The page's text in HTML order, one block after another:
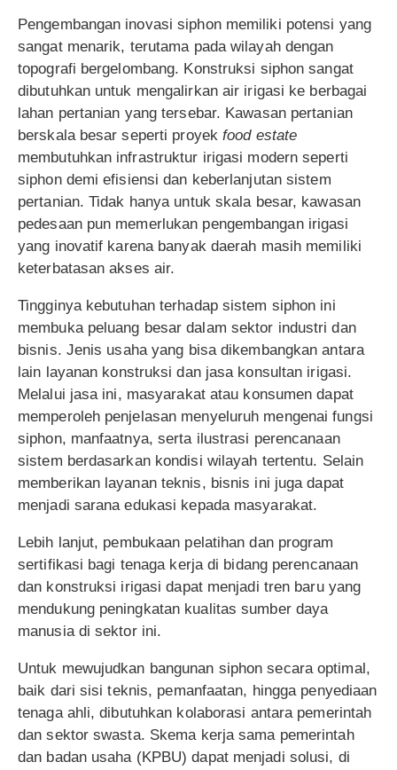
Pengembangan inovasi siphon memiliki potensi yang
sangat menarik, terutama pada wilayah dengan
topografi bergelombang. Konstruksi siphon sangat
dibutuhkan untuk mengalirkan air irigasi ke berbagai
lahan pertanian yang tersebar. Kawasan pertanian
berskala besar seperti proyekfood estate
membutuhkan infrastruktur irigasi modern seperti
siphon demi efisiensi dan keberlanjutan sistem
pertanian. Tidak hanya untuk skala besar, kawasan
pedesaan pun memerlukan pengembangan irigasi
yang inovatif karena banyak daerah masih memiliki
keterbatasan akses air.
Tingginya kebutuhan terhadap sistem siphon ini
membuka peluang besar dalam sektor industri dan
bisnis. Jenis usaha yang bisa dikembangkan antara
lain layanan konstruksi dan jasa konsultan irigasi.
Melalui jasa ini, masyarakat atau konsumen dapat
memperoleh penjelasan menyeluruh mengenai fungsi
siphon, manfaatnya, serta ilustrasi perencanaan
sistem berdasarkan kondisi wilayah tertentu. Selain
memberikan layanan teknis, bisnis ini juga dapat
menjadi sarana edukasi kepada masyarakat.
Lebih lanjut, pembukaan pelatihan dan program
sertifikasi bagi tenaga kerja di bidang perencanaan
dan konstruksi irigasi dapat menjadi tren baru yang
mendukung peningkatan kualitas sumber daya
manusia di sektor ini.
Untuk mewujudkan bangunan siphon secara optimal,
baik dari sisi teknis, pemanfaatan, hingga penyediaan
tenaga ahli, dibutuhkan kolaborasi antara pemerintah
dan sektor swasta. Skema kerja sama pemerintah
dan badan usaha (KPBU) dapat menjadi solusi, di